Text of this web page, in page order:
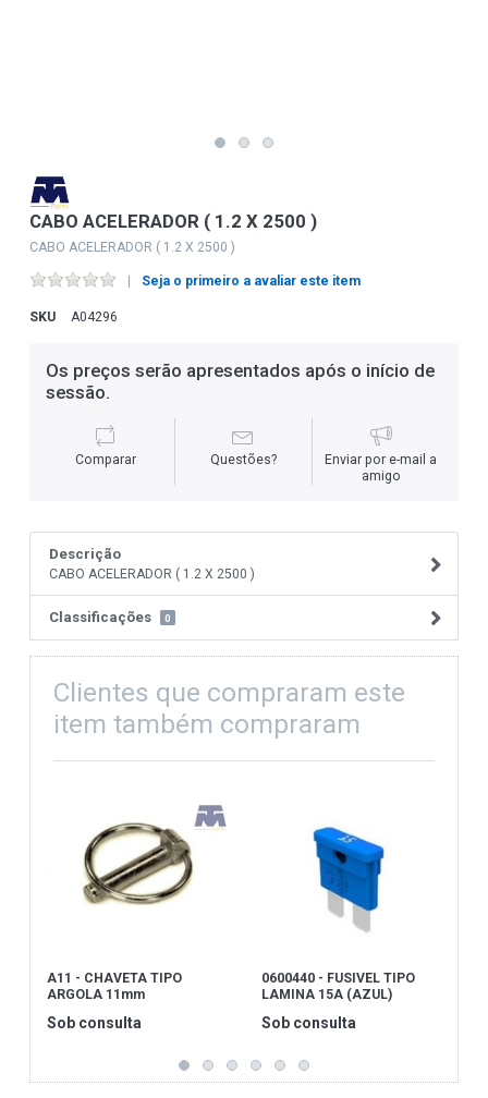
CABO ACELERADOR ( 1.2 X 2500 )
CABO ACELERADOR ( 1.2 X 2500 )
Seja o primeiro a avaliar este item
SKU A04296
Os preços serão apresentados após o início de
sessão.
Comparar Questões?
Enviar por e-mail a
amigo
Descrição
CABO ACELERADOR ( 1.2 X 2500 )
Classificações 0
Clientes que compraram este
item também compraram
A11 - CHAVETA TIPO
ARGOLA 11mm
Sob consulta
0600440 - FUSIVEL TIPO
LAMINA 15A (AZUL)
Sob consulta